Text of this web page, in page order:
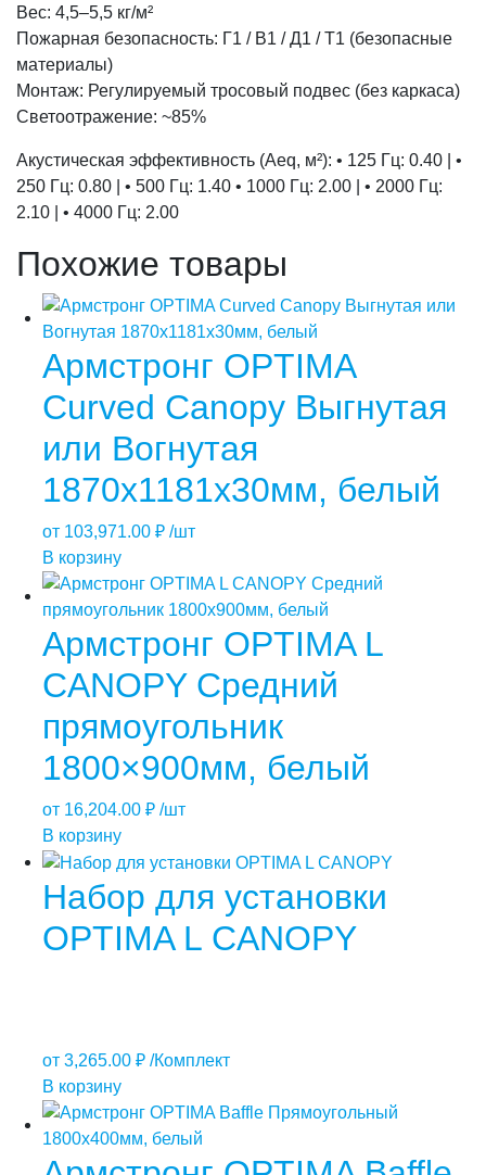
Вес: 4,5–5,5 кг/м²
Пожарная безопасность: Г1 / В1 / Д1 / Т1 (безопасные
материалы)
Монтаж: Регулируемый тросовый подвес (без каркаса)
Светоотражение: ~85%
Акустическая эффективность (Aeq, м²): • 125 Гц: 0.40 | •
250 Гц: 0.80 | • 500 Гц: 1.40 • 1000 Гц: 2.00 | • 2000 Гц:
2.10 | • 4000 Гц: 2.00
Похожие товары
Армстронг OPTIMA
Curved Canopy Выгнутая
или Вогнутая
1870x1181x30мм, белый
от 103,971.00 ₽ /шт
В корзину
Армстронг OPTIMA L
CANOPY Средний
прямоугольник
1800×900мм, белый
от 16,204.00 ₽ /шт
В корзину
Набор для установки
OPTIMA L CANOPY
от 3,265.00 ₽ /Комплект
В корзину